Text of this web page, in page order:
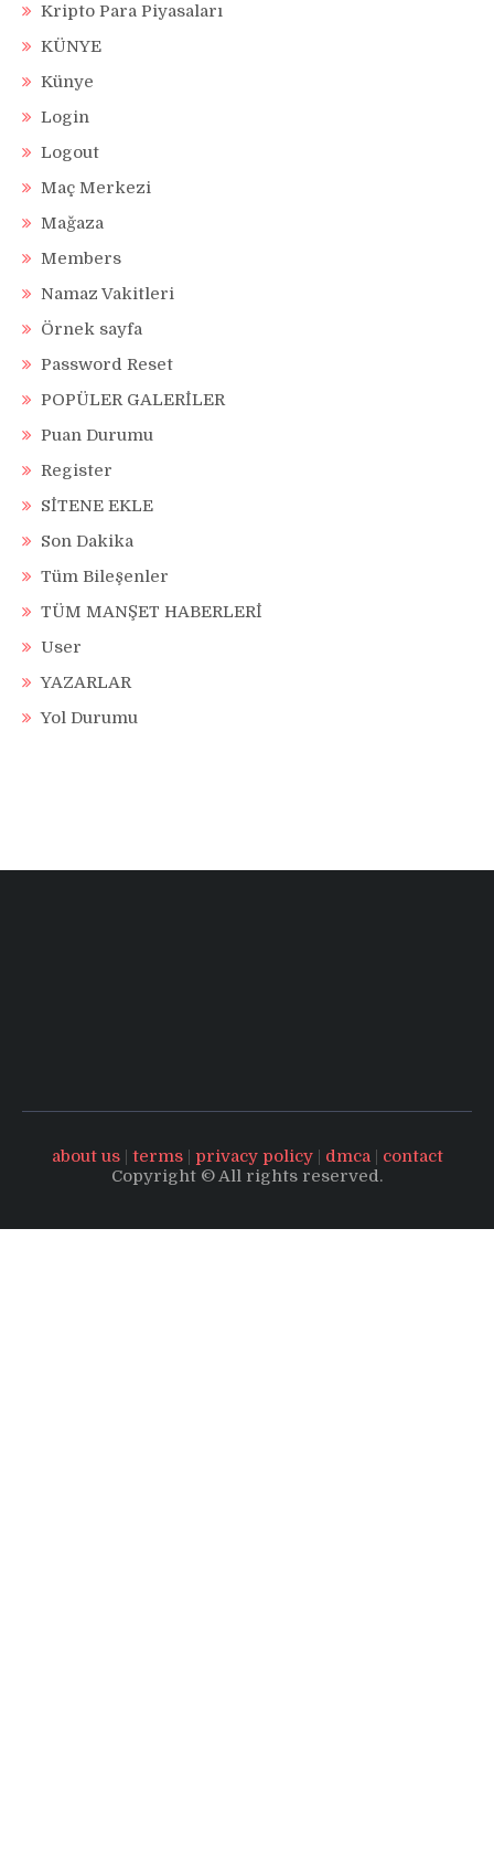
Kripto Para Piyasaları
KÜNYE
Künye
Login
Logout
Maç Merkezi
Mağaza
Members
Namaz Vakitleri
Örnek sayfa
Password Reset
POPÜLER GALERİLER
Puan Durumu
Register
SİTENE EKLE
Son Dakika
Tüm Bileşenler
TÜM MANŞET HABERLERİ
User
YAZARLAR
Yol Durumu
about us| terms| privacy policy| dmca| contact
Copyright © All rights reserved.